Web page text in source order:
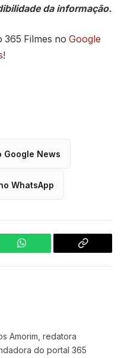
da informação.
365 Filmes no Google
!
Google News
WhatsApp
WhatsApp
Copy
Amorim, redatora
do portal 365